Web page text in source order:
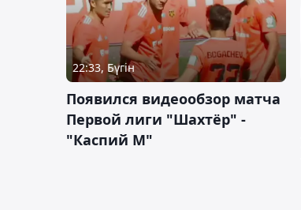
22:33, Бүгін
Появился видеообзор матча
Первой лиги "Шахтёр" -
"Каспий М"